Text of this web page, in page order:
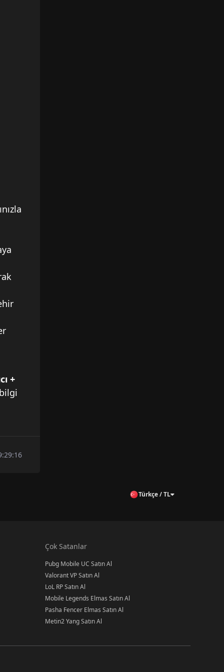
+
Türkçe / TL
Çok Satanlar
Pubg Mobile UC Satın Al
Valorant VP Satın Al
LoL RP Satın Al
Mobile Legends Elmas Satın Al
Pasha Fencer Elmas Satın Al
Metin2 Yang Satın Al